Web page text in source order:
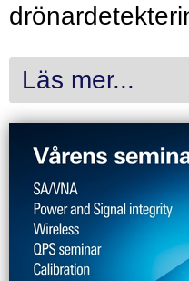
Läs mer...